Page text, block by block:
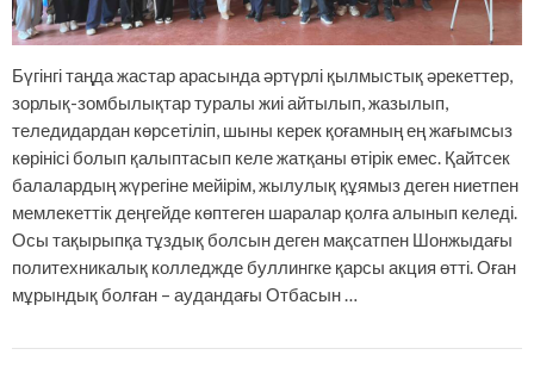
Бүгінгі таңда жастар арасында әртүрлі қылмыстық әрекеттер,
зорлық-зомбылықтар туралы жиі айтылып, жазылып,
теледидардан көрсетіліп, шыны керек қоғамның ең жағымсыз
көрінісі болып қалыптасып келе жатқаны өтірік емес. Қайтсек
балалардың жүрегіне мейірім, жылулық құямыз деген ниетпен
мемлекеттік деңгейде көптеген шаралар қолға алынып келеді.
Осы тақырыпқа тұздық болсын деген мақсатпен Шонжыдағы
политехникалық колледжде буллингке қарсы акция өтті. Оған
мұрындық болған – аудандағы Отбасын …